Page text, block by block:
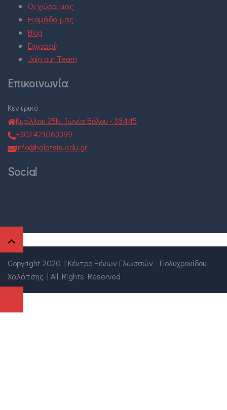
Οι χώροι μας
Η ομάδα μας
Blog
Εγγραφή
Join our Team
Επικοινωνία
Κεντρικό
Κυρίλλου 25Ν. Ιωνία Βόλου - 38445
+302421063399
info@halatsis.edu.gr
Social
Copyright 2020 | Κέντρο Ξένων Γλωσσών - Πολυχρονίδου
Χαλάτσης | All Rights Reserved